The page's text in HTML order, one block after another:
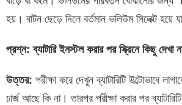
হয়। বাটন ছেড়ে দিলে বর্তমান ভলিউম সিলেক্ট হয়ে
প্রশ্ন: ব্যাটারি ইনস্টল করার পর স্ক্রিনে কিছু দেখা
উত্তর: পরীক্ষা করে দেখুন ব্যাটারিটি উল্টোভাবে
চার্জ আছে কি না। তারপর পরীক্ষা করার পর